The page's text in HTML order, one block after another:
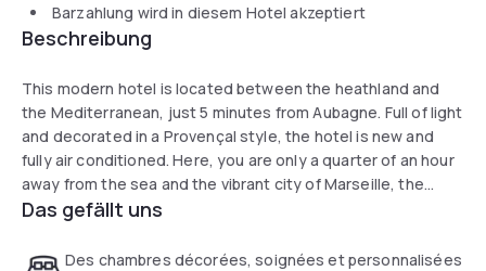
Barzahlung wird in diesem Hotel akzeptiert
Beschreibung
This modern hotel is located between the heathland and
the Mediterranean, just 5 minutes from Aubagne. Full of light
and decorated in a Provençal style, the hotel is new and
fully air conditioned. Here, you are only a quarter of an hour
away from the sea and the vibrant city of Marseille, the
Castellet circuit and Cassis, with its mesmerising rocky
fishing, climbing and even diving.
Das gefällt uns
Des chambres décorées, soignées et personnalisées